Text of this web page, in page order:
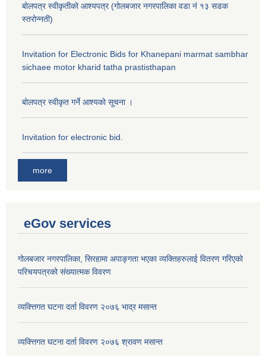
बोलपत्र स्वीकृतीको आश्यपत्र (गोलबजार नगरपालिका वडा नं १३ सडक
स्तरोन्नती)
Invitation for Electronic Bids for Khanepani marmat sambhar
sichaee motor kharid tatha prastisthapan
बोलपत्र स्वीकृत गर्ने आश्यको सूचना ।
Invitation for electronic bid.
more
eGov services
गोलबजार नगरपालिका, सिरहामा अपाङ्गता भएका व्यक्तिहरुलाई वितरण गरिएको
परिचयपत्रको संख्यात्मक विवरण
व्यक्त्तिगत घटना दर्ता विवरण २०७६ भाद्र मसान्त
व्यक्त्तिगत घटना दर्ता विवरण २०७६ श्रावण मसान्त